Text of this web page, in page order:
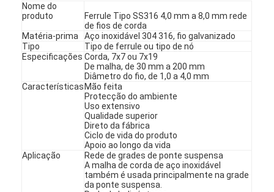
Nome do
produto
Ferrule Tipo SS316 4,0 mm a 8,0 mm rede
de fios de corda
Matéria-prima
Aço inoxidável 304 316, fio galvanizado
Tipo
Tipo de ferrule ou tipo de nó
Especificações Corda, 7x7 ou 7x19
De malha, de 30 mm a 200 mm
Diâmetro do fio, de 1,0 a 4,0 mm
Características Mão feita
Protecção do ambiente
Uso extensivo
Qualidade superior
Direto da fábrica
Ciclo de vida do produto
Apoio ao longo da vida
Aplicação
Rede de grades de ponte suspensa
A malha de corda de aço inoxidável
também é usada principalmente na grade
da ponte suspensa.